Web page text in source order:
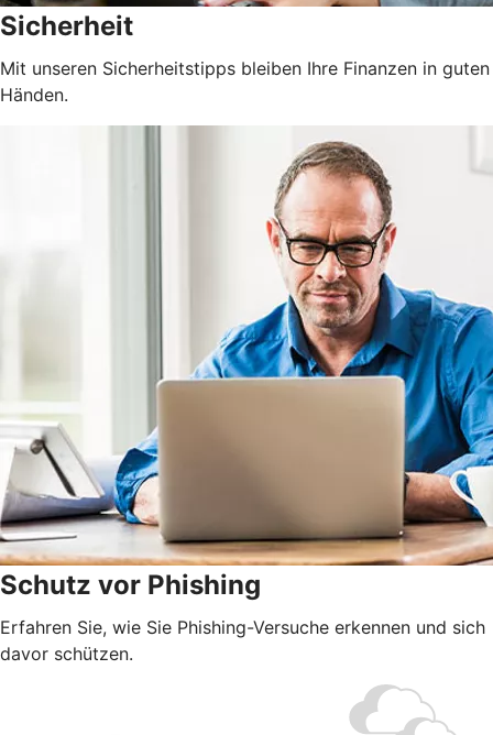
Sicherheit
Mit unseren Sicherheitstipps bleiben Ihre Finanzen in guten
Händen.
Schutz vor Phishing
Erfahren Sie, wie Sie Phishing-Versuche erkennen und sich
davor schützen.